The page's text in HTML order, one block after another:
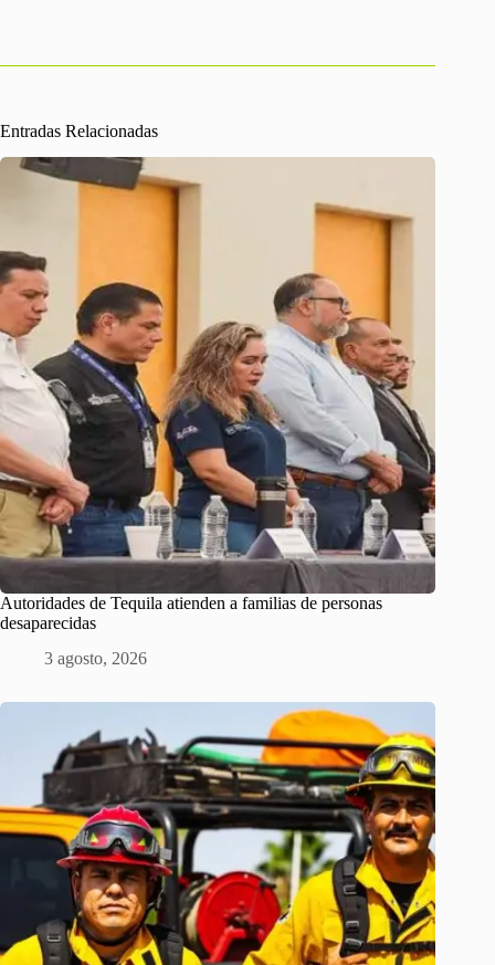
Entradas Relacionadas
Autoridades de Tequila atienden a familias de personas
desaparecidas
3 agosto, 2026